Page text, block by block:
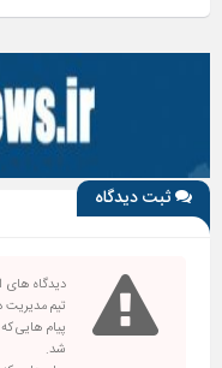
ثبت دیدگاه
دیدگاه
تیم
پیام هایی
شد.